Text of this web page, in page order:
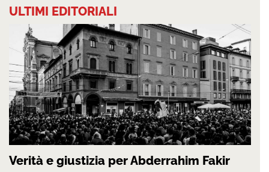
ULTIMI EDITORIALI
Verità e giustizia per Abderrahim Fakir